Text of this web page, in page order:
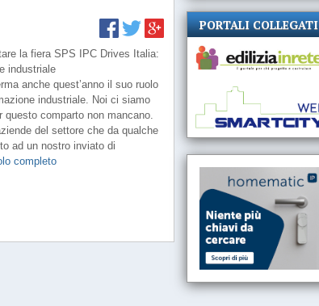
la fiera SPS IPC Drives Italia:
industriale
anche quest’anno il suo ruolo
industriale. Noi ci siamo
comparto non mancano.
del settore che da qualche
ad un nostro inviato di
completo
PORTALI COLLEGATI